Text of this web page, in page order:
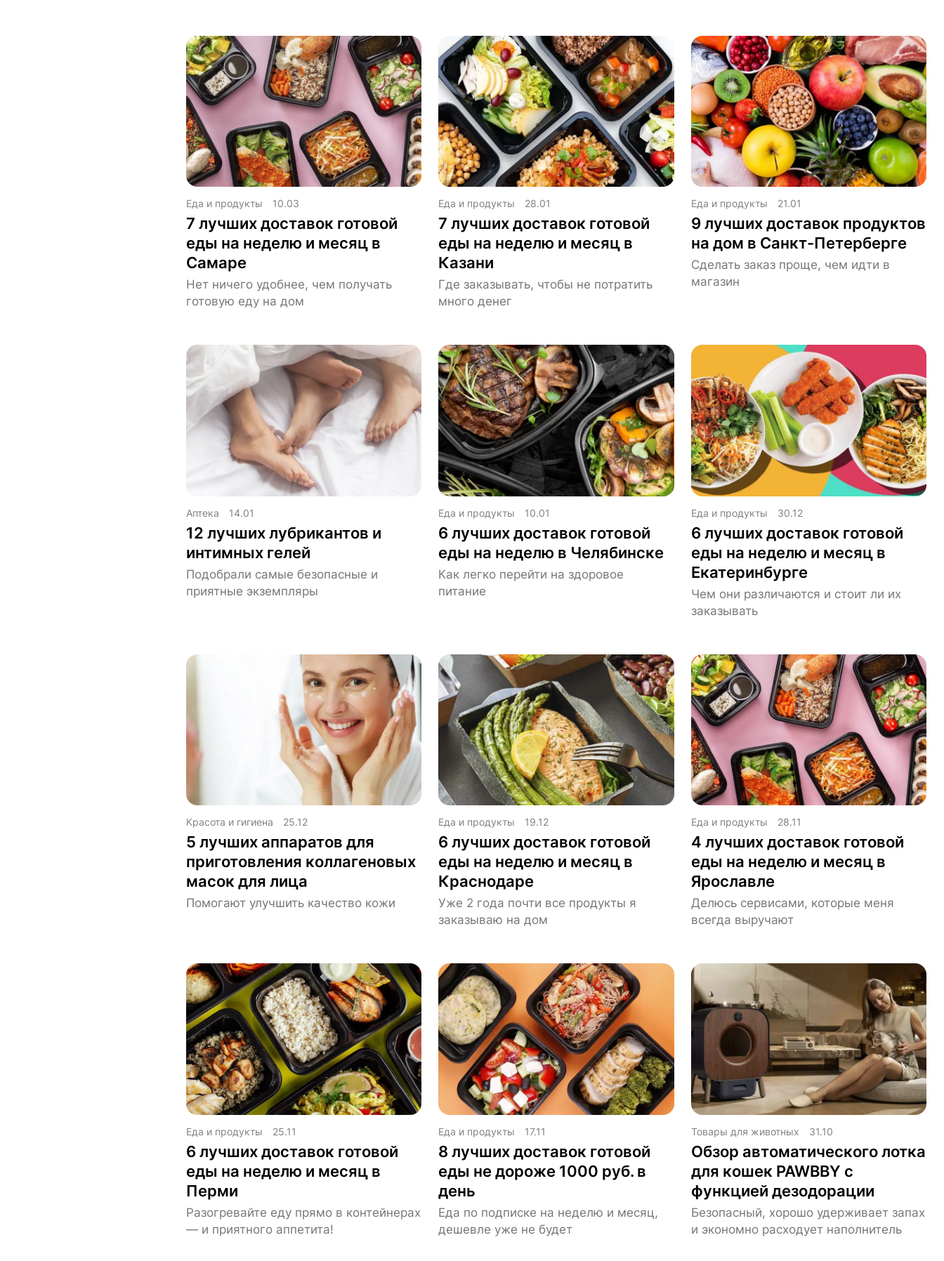
Еда и продукты 10.03
7 лучших доставок готовой
еды на неделю и месяц в
Самаре
Нет ничего удобнее, чем получать
готовую еду на дом
Еда и продукты 28.01
7 лучших доставок готовой
еды на неделю и месяц в
Казани
Где заказывать, чтобы не потратить
много денег
Еда и продукты 21.01
9 лучших доставок продуктов
на дом в Санкт-Петерберге
Сделать заказ проще, чем идти в
магазин
Аптека 14.01
12 лучших лубрикантов и
интимных гелей
Подобрали самые безопасные и
приятные экземпляры
Еда и продукты 10.01
6 лучших доставок готовой
еды на неделю в Челябинске
Как легко перейти на здоровое
питание
Еда и продукты 30.12
6 лучших доставок готовой
еды на неделю и месяц в
Екатеринбурге
Чем они различаются и стоит ли их
заказывать
Красота и гигиена 25.12
5 лучших аппаратов для
приготовления коллагеновых
масок для лица
Помогают улучшить качество кожи
Еда и продукты 19.12
6 лучших доставок готовой
еды на неделю и месяц в
Краснодаре
Уже 2 года почти все продукты я
заказываю на дом
Еда и продукты 28.11
4 лучших доставок готовой
еды на неделю и месяц в
Ярославле
Делюсь сервисами, которые меня
всегда выручают
Еда и продукты 25.11
6 лучших доставок готовой
еды на неделю и месяц в
Перми
Разогревайте еду прямо в контейнерах
— и приятного аппетита!
Еда и продукты 17.11
8 лучших доставок готовой
еды не дороже 1000 руб. в
день
Еда по подписке на неделю и месяц,
дешевле уже не будет
Товары для животных 31.10
Обзор автоматического лотка
для кошек PAWBBY с
функцией дезодорации
Безопасный, хорошо удерживает запах
и экономно расходует наполнитель